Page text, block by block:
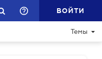
ВОЙТИ
Темы